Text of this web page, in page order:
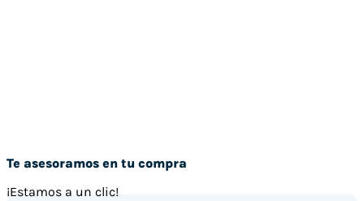
Te asesoramos en tu compra
¡Estamos a un clic!